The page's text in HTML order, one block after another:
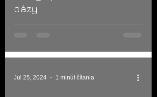
oázy
Jul 25, 2024 1 minút čítania